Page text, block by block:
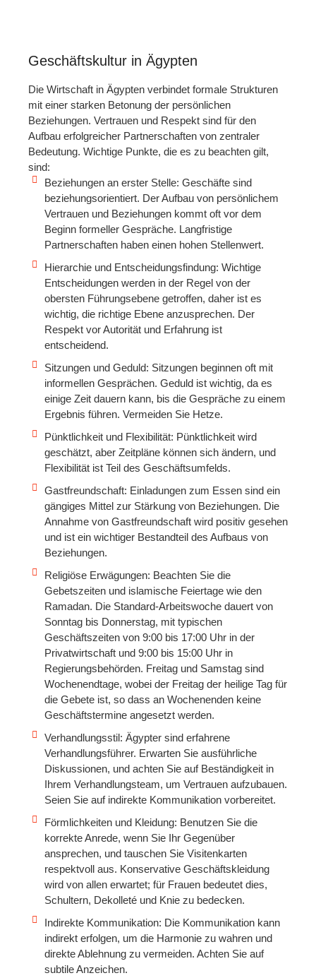
Geschäftskultur in Ägypten
Die Wirtschaft in Ägypten verbindet formale Strukturen
mit einer starken Betonung der persönlichen
Beziehungen. Vertrauen und Respekt sind für den
Aufbau erfolgreicher Partnerschaften von zentraler
Bedeutung. Wichtige Punkte, die es zu beachten gilt,
sind:
Beziehungen an erster Stelle: Geschäfte sind
beziehungsorientiert. Der Aufbau von persönlichem
Vertrauen und Beziehungen kommt oft vor dem
Beginn formeller Gespräche. Langfristige
Partnerschaften haben einen hohen Stellenwert.
Hierarchie und Entscheidungsfindung: Wichtige
Entscheidungen werden in der Regel von der
obersten Führungsebene getroffen, daher ist es
wichtig, die richtige Ebene anzusprechen. Der
Respekt vor Autorität und Erfahrung ist
entscheidend.
Sitzungen und Geduld: Sitzungen beginnen oft mit
informellen Gesprächen. Geduld ist wichtig, da es
einige Zeit dauern kann, bis die Gespräche zu einem
Ergebnis führen. Vermeiden Sie Hetze.
Pünktlichkeit und Flexibilität: Pünktlichkeit wird
geschätzt, aber Zeitpläne können sich ändern, und
Flexibilität ist Teil des Geschäftsumfelds.
Gastfreundschaft: Einladungen zum Essen sind ein
gängiges Mittel zur Stärkung von Beziehungen. Die
Annahme von Gastfreundschaft wird positiv gesehen
und ist ein wichtiger Bestandteil des Aufbaus von
Beziehungen.
Religiöse Erwägungen: Beachten Sie die
Gebetszeiten und islamische Feiertage wie den
Ramadan. Die Standard-Arbeitswoche dauert von
Sonntag bis Donnerstag, mit typischen
Geschäftszeiten von 9:00 bis 17:00 Uhr in der
Privatwirtschaft und 9:00 bis 15:00 Uhr in
Regierungsbehörden. Freitag und Samstag sind
Wochenendtage, wobei der Freitag der heilige Tag für
die Gebete ist, so dass an Wochenenden keine
Geschäftstermine angesetzt werden.
Verhandlungsstil: Ägypter sind erfahrene
Verhandlungsführer. Erwarten Sie ausführliche
Diskussionen, und achten Sie auf Beständigkeit in
Ihrem Verhandlungsteam, um Vertrauen aufzubauen.
Seien Sie auf indirekte Kommunikation vorbereitet.
Förmlichkeiten und Kleidung: Benutzen Sie die
korrekte Anrede, wenn Sie Ihr Gegenüber
ansprechen, und tauschen Sie Visitenkarten
respektvoll aus. Konservative Geschäftskleidung
wird von allen erwartet; für Frauen bedeutet dies,
Schultern, Dekolleté und Knie zu bedecken.
Indirekte Kommunikation: Die Kommunikation kann
indirekt erfolgen, um die Harmonie zu wahren und
direkte Ablehnung zu vermeiden. Achten Sie auf
subtile Anzeichen.